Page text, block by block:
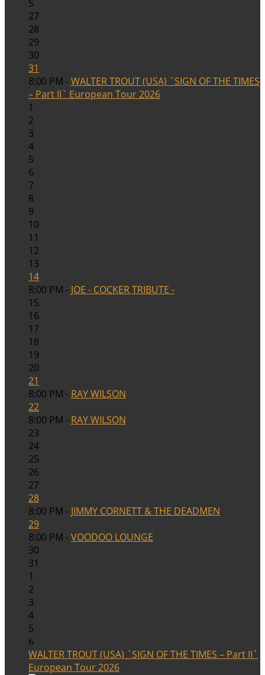
S
27
28
29
30
31
8:00 PM -WALTER TROUT (USA) `SIGN OF THE TIMES
– Part II` European Tour 2026
1
2
3
4
5
6
7
8
9
10
11
12
13
14
8:00 PM - JOE - COCKER TRIBUTE -
15
16
17
18
19
20
21
8:00 PM - RAY WILSON
22
8:00 PM - RAY WILSON
23
24
25
26
27
28
8:00 PM - JIMMY CORNETT & THE DEADMEN
29
8:00 PM -VOODOO LOUNGE
30
31
1
2
3
4
5
6
WALTER TROUT (USA) `SIGN OF THE TIMES – Part II`
European Tour 2026